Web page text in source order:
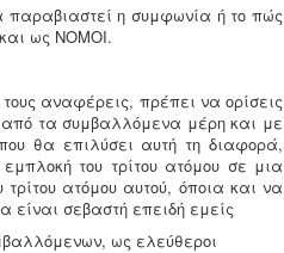
παραβιαστεί η συμφωνία ή το πώς
και ως ΝΟΜΟΙ.
αναφέρεις, πρέπει να ορίσεις
τα συμβαλλόμενα μέρη και με
θα επιλύσει αυτή τη διαφορά,
του τρίτου ατόμου σε μια
ατόμου αυτού, όποια και να
είναι σεβαστή επειδή εμείς
ως ελεύθεροι